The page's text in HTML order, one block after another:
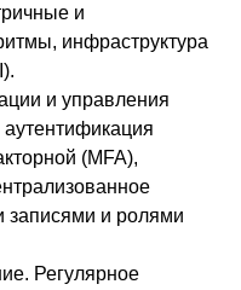
и
инфраструктура
и управления
(MFA),
записями и ролями
Регулярное